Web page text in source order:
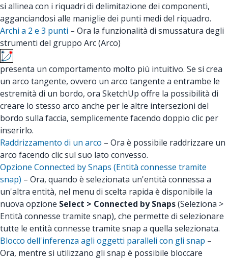
si allinea con i riquadri di delimitazione dei componenti,
agganciandosi alle maniglie dei punti medi del riquadro.
Archi a 2 e 3 punti – Ora la funzionalità di smussatura degli
strumenti del gruppo Arc (Arco)
presenta un comportamento molto più intuitivo. Se si crea
un arco tangente, ovvero un arco tangente a entrambe le
estremità di un bordo, ora SketchUp offre la possibilità di
creare lo stesso arco anche per le altre intersezioni del
bordo sulla faccia, semplicemente facendo doppio clic per
inserirlo.
Raddrizzamento di un arco – Ora è possibile raddrizzare un
arco facendo clic sul suo lato convesso.
Opzione Connected by Snaps (Entità connesse tramite
snap) – Ora, quando è selezionata un'entità connessa a
un'altra entità, nel menu di scelta rapida è disponibile la
nuova opzione Select > Connected by Snaps(Seleziona >
Entità connesse tramite snap), che permette di selezionare
tutte le entità connesse tramite snap a quella selezionata.
Blocco dell'inferenza agli oggetti paralleli con gli snap –
Ora, mentre si utilizzano gli snap è possibile bloccare